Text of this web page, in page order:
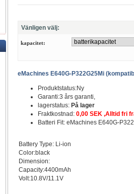
Vänligen välj:
kapacitet:
eMachines E640G-P322G25Mi
Produktstatus:Ny
Garanti:3 års garanti,
lagerstatus: På lager
Fraktkostnad: 0,00 SEK ,Alltid fri
Batteri Fit: eMachines E640G-
Battery Type: Li-ion
Color:black
Dimension:
Capacity:4400mAh
Volt:10.8V/11.1V